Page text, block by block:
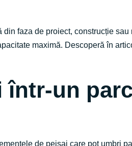
faza de proiect, construcție sau
maximă. Descoperă în
un parc
de peisaj care pot umbri